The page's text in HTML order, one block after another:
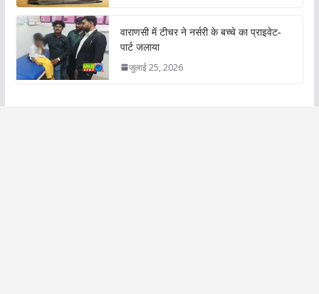
वाराणसी में टीचर ने नर्सरी के बच्चे का प्राइवेट-
पार्ट जलाया
जुलाई 25, 2026